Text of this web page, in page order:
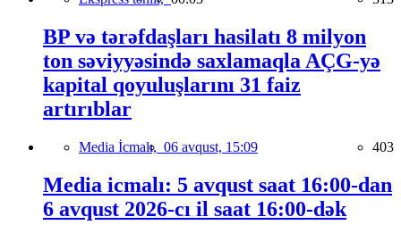
BP və tərəfdaşları hasilatı 8 milyon
ton səviyyəsində saxlamaqla AÇG-yə
kapital qoyuluşlarını 31 faiz
artırıblar
Media İcmalı, 06 avqust, 15:09 403
Media icmalı: 5 avqust saat 16:00-dan
6 avqust 2026-cı il saat 16:00-dək